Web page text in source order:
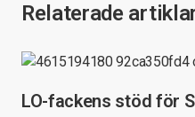
Relaterade
LO-fackens stöd för